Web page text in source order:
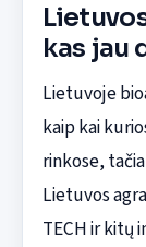
kas jau
Lietuvoje
kaip kai
rinkose,
Lietuvos
TECH ir kitų